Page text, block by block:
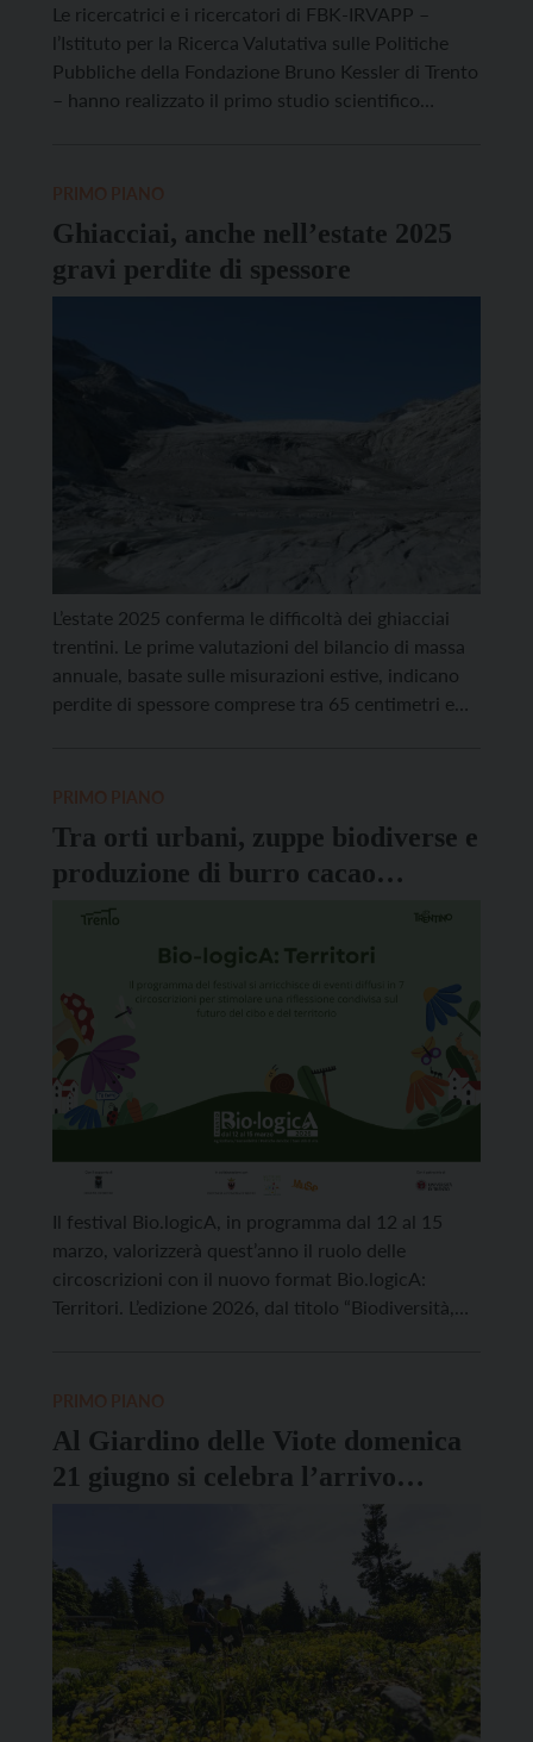
Le ricercatrici e i ricercatori di FBK-IRVAPP –
l’Istituto per la Ricerca Valutativa sulle Politiche
Pubbliche della Fondazione Bruno Kessler di Trento
– hanno realizzato il primo studio scientifico
Ghiacciai, anche nell’estate 2025
gravi perdite di spessore
L’estate 2025 conferma le difficoltà dei ghiacciai
trentini. Le prime valutazioni del bilancio di massa
annuale, basate sulle misurazioni estive, indicano
perdite di spessore comprese tra 65 centimetri e
[…]
Tra orti urbani, zuppe biodiverse e
produzione di burro cacao
Biolo.logicA si allarga e coinvolge
sette circoscrizioni
Il festival Bio.logicA, in programma dal 12 al 15
marzo, valorizzerà quest’anno il ruolo delle
circoscrizioni con il nuovo format Bio.logicA:
Territori. L’edizione 2026, dal titolo “Biodiversità,
[…]
Al Giardino delle Viote domenica
21 giugno si celebra l’arrivo